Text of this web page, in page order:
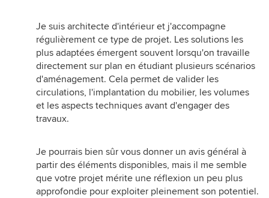
Je suis architecte d'intérieur et j'accompagne
régulièrement ce type de projet. Les solutions les
plus adaptées émergent souvent lorsqu'on travaille
directement sur plan en étudiant plusieurs scénarios
d'aménagement. Cela permet de valider les
circulations, l'implantation du mobilier, les volumes
et les aspects techniques avant d'engager des
travaux.
Je pourrais bien sûr vous donner un avis général à
partir des éléments disponibles, mais il me semble
que votre projet mérite une réflexion un peu plus
approfondie pour exploiter pleinement son potentiel.